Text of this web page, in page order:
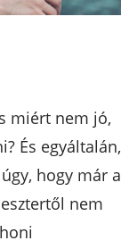
miért nem jó,
És egyáltalán,
hogy már a
nem